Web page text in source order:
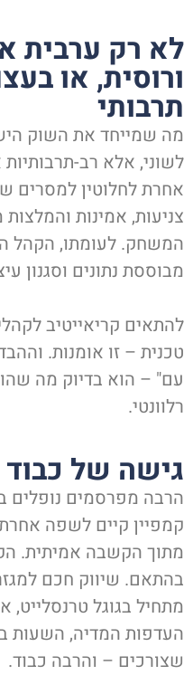
לא רק ערבית
ורוסית, או
תרבותי
מה שמייחד את השוק
לשוני, אלא רב-
אחרת לחלוטין למסרים
צניעות, אמינות
המשחק. לעומתו, הקהל
מבוססת נתונים וסגנון
להתאים קריאייטיב
טכנית – זו אומנות.
עם" – הוא בדיוק מה
רלוונטי.
גישה של
הרבה מפרסמים נופלים
קמפיין קיים לשפה
מתוך הקשבה אמיתית.
בהתאם. שיווק חכם
מתחיל בגוגל
העדפות המדיה, השעות
שצורכים – והרבה כבוד.